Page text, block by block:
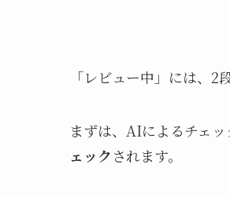
「レビュー中」には、2
まずは、AIによるチェッ
ェックされます。